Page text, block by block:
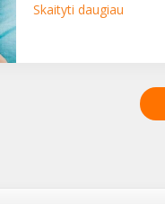
Skaityti daugiau